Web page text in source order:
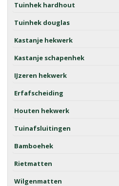
Tuinhek hardhout
Tuinhek douglas
Kastanje hekwerk
Kastanje schapenhek
IJzeren hekwerk
Erfafscheiding
Houten hekwerk
Tuinafsluitingen
Bamboehek
Rietmatten
Wilgenmatten